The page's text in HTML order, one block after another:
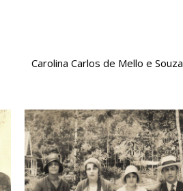
Carolina Carlos de Mello e Souza